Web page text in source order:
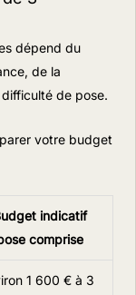
dépend du
de la
de pose.
votre budget
indicatif
comprise
1 600 € à 3